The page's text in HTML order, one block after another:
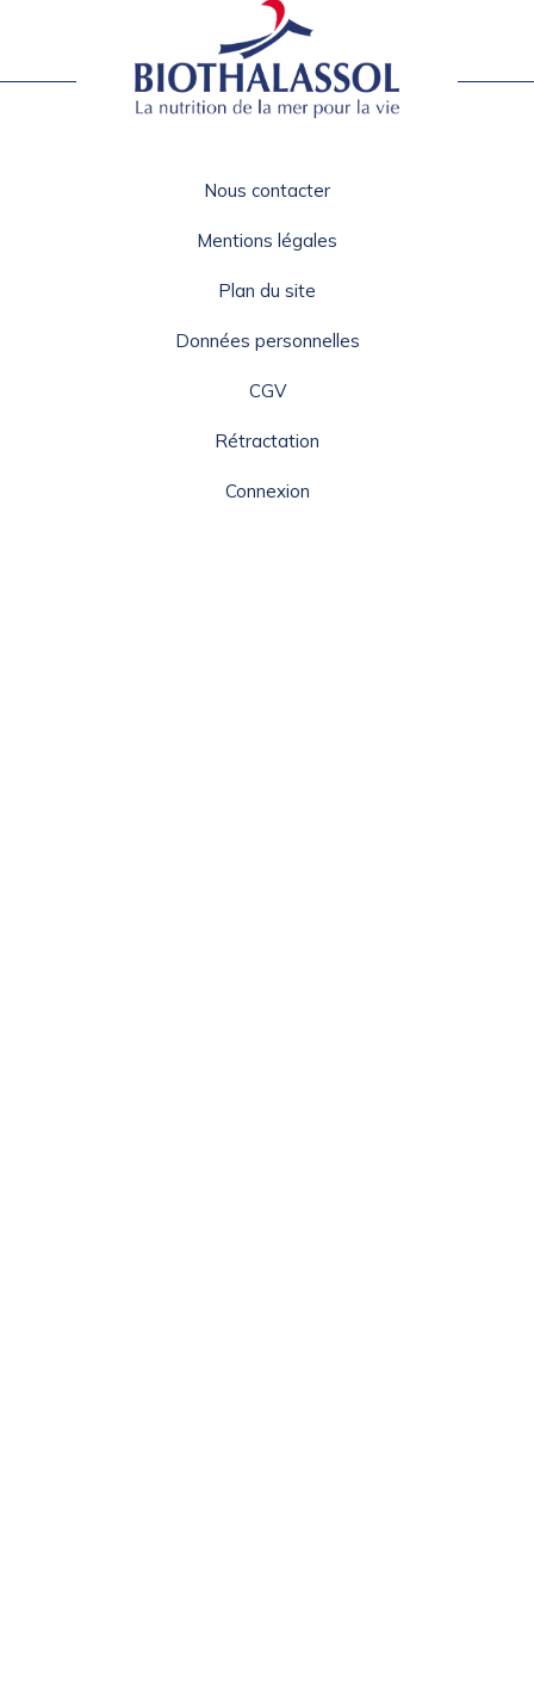
Nous contacter
Mentions légales
Plan du site
Données personnelles
CGV
Rétractation
Connexion